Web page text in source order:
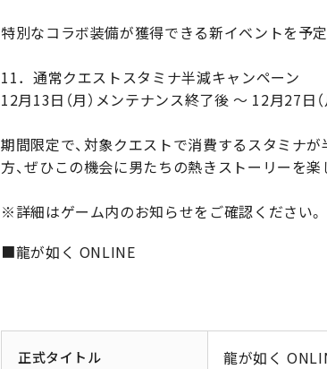
特別なコラボ装備が獲得できる新イベントを予
11．通常クエストスタミナ半減キャンペーン
12月13日（月）メンテナンス終了後 ～ 12月27日
期間限定で、対象クエストで消費するスタミナが
方、ぜひこの機会に男たちの熱きストーリーを楽
※詳細はゲーム内のお知らせをご確認ください。
■龍が如く ONLINE
正式タイトル 龍が如く